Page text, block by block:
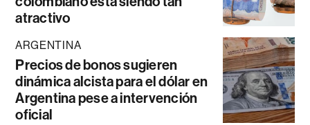
atractivo
ARGENTINA
Precios de bonos sugieren
dinámica alcista para el dólar en
Argentina pese a intervención
oficial